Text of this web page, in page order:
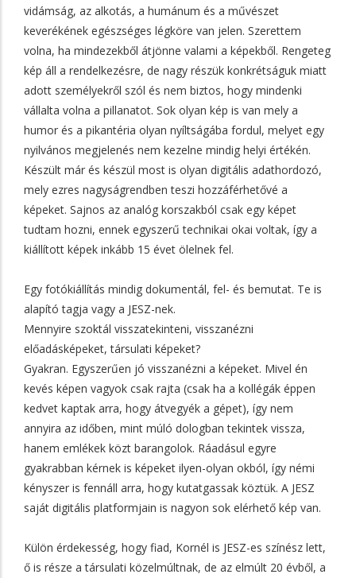
vidámság, az alkotás, a humánum és a művészet
keverékének egészséges légköre van jelen. Szerettem
volna, ha mindezekből átjönne valami a képekből. Rengeteg
kép áll a rendelkezésre, de nagy részük konkrétságuk miatt
adott személyekről szól és nem biztos, hogy mindenki
vállalta volna a pillanatot. Sok olyan kép is van mely a
humor és a pikantéria olyan nyíltságába fordul, melyet egy
nyilvános megjelenés nem kezelne mindig helyi értékén.
Készült már és készül most is olyan digitális adathordozó,
mely ezres nagyságrendben teszi hozzáférhetővé a
képeket. Sajnos az analóg korszakból csak egy képet
tudtam hozni, ennek egyszerű technikai okai voltak, így a
kiállított képek inkább 15 évet ölelnek fel.
Egy fotókiállítás mindig dokumentál, fel- és bemutat. Te is
alapító tagja vagy a JESZ-nek.
Mennyire szoktál visszatekinteni, visszanézni
előadásképeket, társulati képeket?
Gyakran. Egyszerűen jó visszanézni a képeket. Mivel én
kevés képen vagyok csak rajta (csak ha a kollégák éppen
kedvet kaptak arra, hogy átvegyék a gépet), így nem
annyira az időben, mint múló dologban tekintek vissza,
hanem emlékek közt barangolok. Ráadásul egyre
gyakrabban kérnek is képeket ilyen-olyan okból, így némi
kényszer is fennáll arra, hogy kutatgassak köztük. A JESZ
saját digitális platformjain is nagyon sok elérhető kép van.
Külön érdekesség, hogy fiad, Kornél is JESZ-es színész lett,
ő is része a társulati közelmúltnak, de az elmúlt 20 évből, a